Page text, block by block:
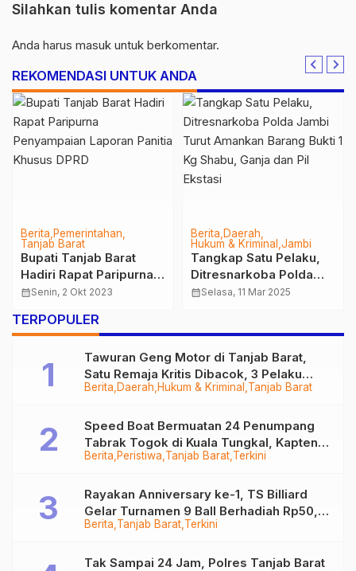
Silahkan tulis komentar Anda
Anda harus masuk untuk berkomentar.
REKOMENDASI UNTUK ANDA
Berita Pemerintahan
Tanjab Barat
Bupati Tanjab Barat
Hadiri Rapat Paripurna
Penyampaian Laporan
calendar_monthSenin, 2 Okt 2023
Berita Daerah
Hukum & Kriminal Jambi
Tangkap Satu Pelaku,
Ditresnarkoba Polda
Jambi Turut Amankan
Ekstasi
calendar_monthSelasa, 11 Mar 2025
TERPOPULER
Berita Daerah Hukum & Kriminal Tanjab Barat
Tawuran Geng Motor di Tanjab Barat,
Satu Remaja Kritis Dibacok, 3 Pelaku
Ditangkap
Berita Peristiwa Tanjab Barat Terkini
Speed Boat Bermuatan 24 Penumpang
Tabrak Togok di Kuala Tungkal, Kapten
Sempat Hilang
Berita Tanjab Barat Terkini
Rayakan Anniversary ke-1, TS Billiard
Gelar Turnamen 9 Ball Berhadiah Rp50,8
Juta
Tak Sampai 24 Jam, Polres Tanjab Barat